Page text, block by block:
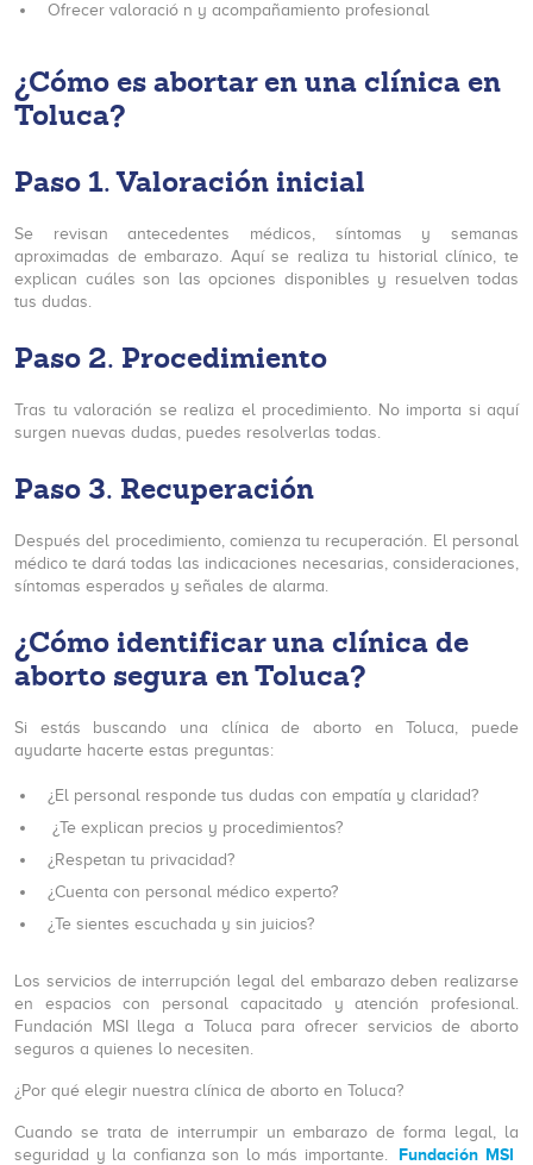
Ofrecer valoració n y acompañamiento profesional
¿Cómo es abortar en una clínica en
Toluca?
Paso 1. Valoración inicial
Se revisan antecedentes médicos, síntomas y semanas
aproximadas de embarazo. Aquí se realiza tu historial clínico, te
explican cuáles son las opciones disponibles y resuelven todas
tus dudas.
Paso 2. Procedimiento
Tras tu valoración se realiza el procedimiento. No importa si aquí
surgen nuevas dudas, puedes resolverlas todas.
Paso 3. Recuperación
Después del procedimiento, comienza tu recuperación. El personal
médico te dará todas las indicaciones necesarias, consideraciones,
síntomas esperados y señales de alarma.
¿Cómo identificar una clínica de
aborto segura en Toluca?
Si estás buscando una clínica de aborto en Toluca, puede
ayudarte hacerte estas preguntas:
¿El personal responde tus dudas con empatía y claridad?
¿Te explican precios y procedimientos?
¿Respetan tu privacidad?
¿Cuenta con personal médico experto?
¿Te sientes escuchada y sin juicios?
Los servicios de interrupción legal del embarazo deben realizarse
en espacios con personal capacitado y atención profesional.
Fundación MSI llega a Toluca para ofrecer servicios de aborto
seguros a quienes lo necesiten.
¿Por qué elegir nuestra clínica de aborto en Toluca?
Cuando se trata de interrumpir un embarazo de forma legal, la
seguridad y la confianza son lo más importante.
Fundación MSI